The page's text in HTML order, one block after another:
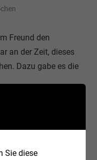
Freund den
an der Zeit, dieses
Dazu gabe es die
Sie diese